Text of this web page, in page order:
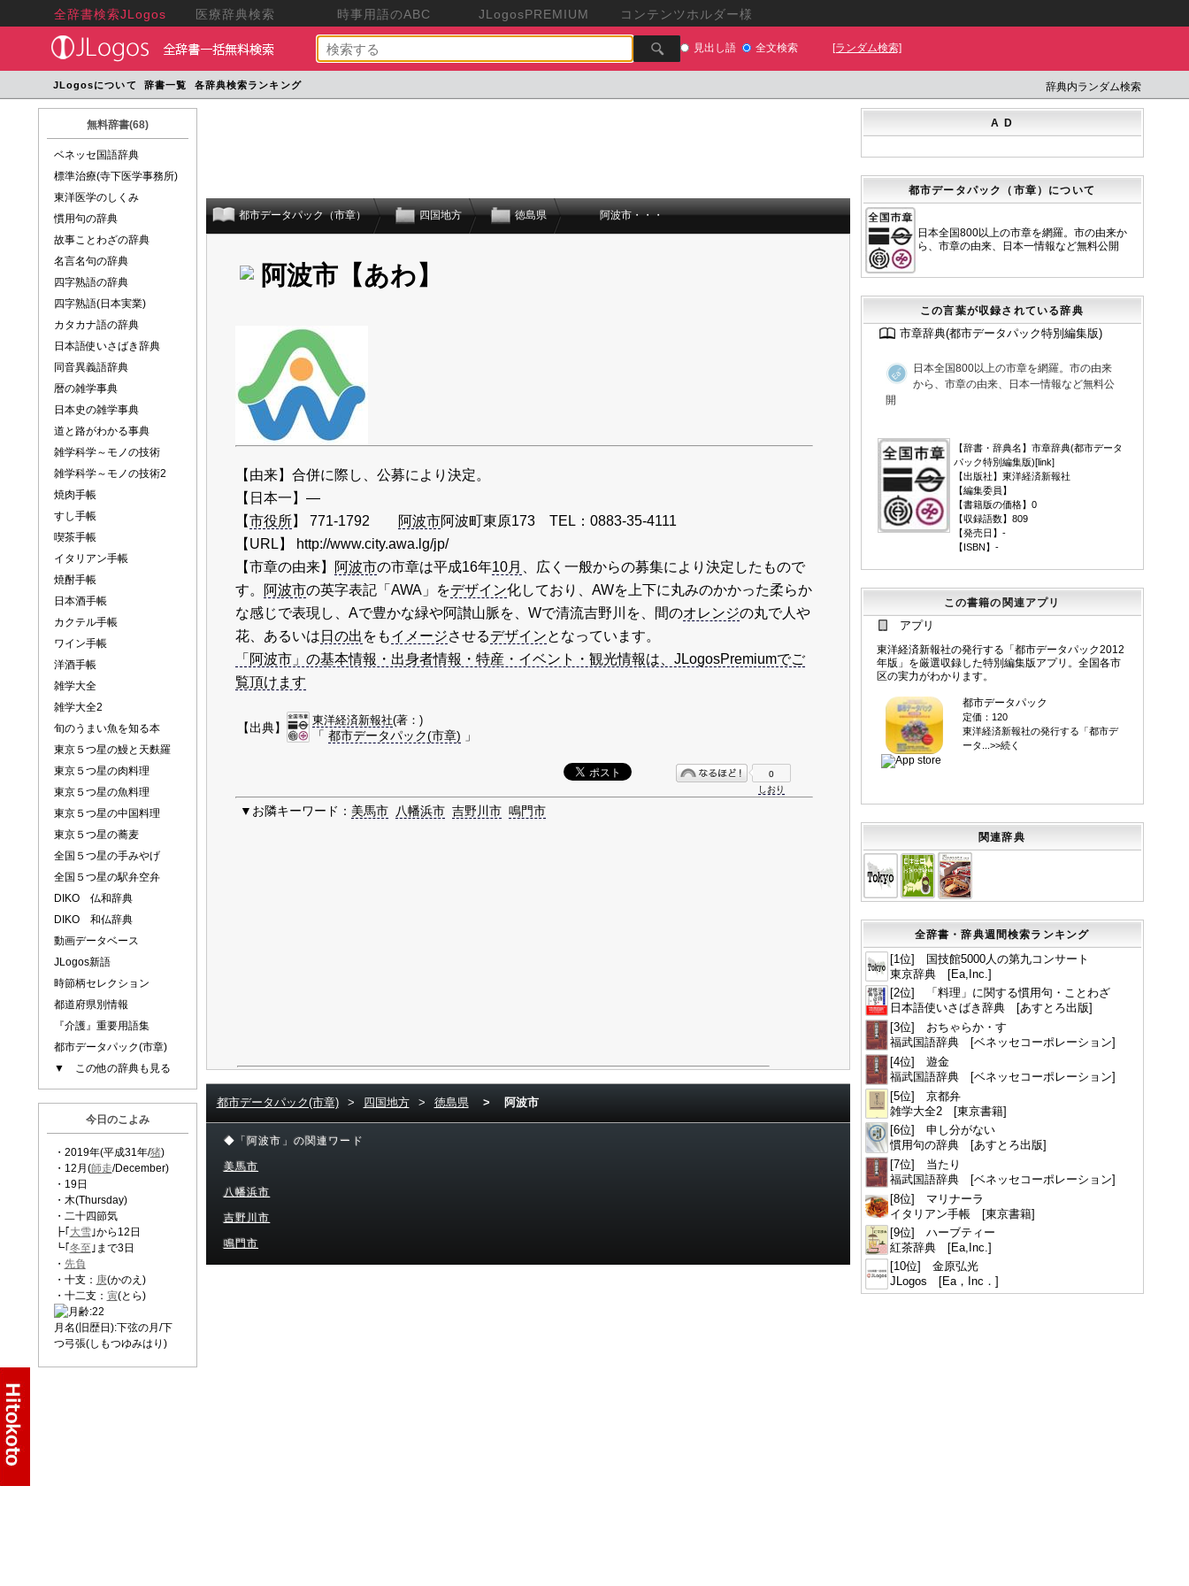
全辞書検索JLogos 医療辞典検索 時事用語のABC JLogosPREMIUM コンテンツホルダー様
見出し語 全文検索 [ランダム検索]
JLogosについて 辞書一覧 各辞典検索ランキング 辞典内ランダム検索
無料辞書(68)
ベネッセ国語辞典
標準治療(寺下医学事務所)
東洋医学のしくみ
慣用句の辞典
故事ことわざの辞典
名言名句の辞典
四字熟語の辞典
四字熟語(日本実業)
カタカナ語の辞典
日本語使いさばき辞典
同音異義語辞典
暦の雑学事典
日本史の雑学事典
道と路がわかる事典
雑学科学～モノの技術
雑学科学～モノの技術2
焼肉手帳
すし手帳
喫茶手帳
イタリアン手帳
焼酎手帳
日本酒手帳
カクテル手帳
ワイン手帳
洋酒手帳
雑学大全
雑学大全2
旬のうまい魚を知る本
東京５つ星の鰻と天麩羅
東京５つ星の肉料理
東京５つ星の魚料理
東京５つ星の中国料理
東京５つ星の蕎麦
全国５つ星の手みやげ
全国５つ星の駅弁空弁
DIKO 仏和辞典
DIKO 和仏辞典
動画データベース
JLogos新語
時節柄セレクション
都道府県別情報
『介護』重要用語集
都市データパック(市章)
▼ この他の辞典も見る
今日のこよみ
・2019年(平成31年/猪)
・12月(師走/December)
・19日
・木(Thursday)
・二十四節気
┣｢ 大雪｣から12日
┗｢ 冬至 ｣まで3日
・ 先負
・十支： 庚(かのえ)
・十二支： 寅(とら)
月名(旧歴日):下弦の月/下
つ弓張(しもつゆみはり)
都市データパック（市章） 四国地方 徳島県 阿波市・・・
阿波市【あわ】
【由来】合併に際し、公募により決定。
【日本一】―
【市役所】 771-1792 阿波市阿波町東原173 TEL：0883-35-4111
【URL】 http://www.city.awa.lg/jp/
【市章の由来】
阿波市の市章は平成16年10月
、広く一般からの募集により決定したもので
す。
阿波市の英字表記「AWA」をデザイン化しており、AWを上下に丸みのかかった柔らか
な感じで表現し、Aで豊かな緑や阿讃山脈を、Wで清流吉野川を、間のオレンジの丸で人や
花、あるいは 日の出 をもイメージさせるデザインとなっています。
「阿波市」の基本情報・出身者情報・特産・イベント・観光情報は、JLogosPremiumでご
覧頂けます
【出典】
東洋経済新報社(著：)
「 都市データパック(市章) 」
0
しおり
▼お隣キーワード： 美馬市 八幡浜市 吉野川市 鳴門市
都市データパック(市章) > 四国地方 > 徳島県 > 阿波市
◆「阿波市」の関連ワード
美馬市
八幡浜市
吉野川市
鳴門市
A D
都市データパック（市章）について
日本全国800以上の市章を網羅。市の由来か
ら、市章の由来、日本一情報など無料公開
この言葉が収録されている辞典
市章辞典(都市データパック特別編集版)
日本全国800以上の市章を網羅。市の由来
から、市章の由来、日本一情報など無料公
開
【辞書・辞典名】市章辞典(都市データ
パック特別編集版)[link]
【出版社】東洋経済新報社
【編集委員】
【書籍版の価格】0
【収録語数】809
【発売日】-
【ISBN】-
この書籍の関連アプリ
アプリ
東洋経済新報社の発行する「都市データパック2012
年版」を厳選収録した特別編集版アプリ。全国各市
区の実力がわかります。
都市データパック
定価：120
東洋経済新報社の発行する「都市デ
ータ...>>続く
関連辞典
全辞書・辞典週間検索ランキング
[1位] 国技館5000人の第九コンサート
東京辞典 [Ea,Inc.]
[2位] 「料理」に関する慣用句・ことわざ
日本語使いさばき辞典 [あすとろ出版]
[3位] おちゃらか・す
福武国語辞典 [ベネッセコーポレーション]
[4位] 遊金
福武国語辞典 [ベネッセコーポレーション]
[5位] 京都弁
雑学大全2 [東京書籍]
[6位] 申し分がない
慣用句の辞典 [あすとろ出版]
[7位] 当たり
福武国語辞典 [ベネッセコーポレーション]
[8位] マリナーラ
イタリアン手帳 [東京書籍]
[9位] ハーブティー
紅茶辞典 [Ea,Inc.]
[10位] 金原弘光
JLogos [Ea，Inc．]